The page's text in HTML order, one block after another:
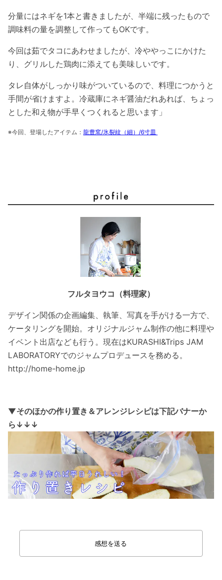
分量にはネギを1本と書きましたが、半端に残ったもので
調味料の量を調整して作ってもOKです。
今回は茹でタコにあわせましたが、冷ややっこにかけた
り、グリルした鶏肉に添えても美味しいです。
タレ自体がしっかり味がついているので、料理につかうと
手間が省けますよ。冷蔵庫にネギ醤油だれあれば、ちょっ
とした和え物が手早くつくれると思います」
※今回、登場したアイテム： 龍豊窯/氷裂紋（細）/6寸皿
フルタヨウコ（料理家）
デザイン関係の企画編集、執筆、写真を手がける一方で、
ケータリングを開始。オリジナルジャム制作の他に料理や
イベント出店なども行う。現在はKURASHI&Trips JAM
LABORATORYでのジャムプロデュースを務める。
http://home-home.jp
▼そのほかの作り置き＆アレンジレシピは下記バナーか
ら↓ ↓ ↓
感想を送る